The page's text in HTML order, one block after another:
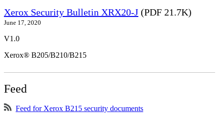
Xerox Security Bulletin XRX20-J (PDF 21.7K)
June 17, 2020
V1.0
Xerox® B205/B210/B215
Feed
Feed for Xerox B215 security documents